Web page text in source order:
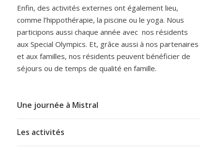
Enfin, des activités externes ont également lieu,
comme l’hippothérapie, la piscine ou le yoga. Nous
participons aussi chaque année avec nos résidents
aux Special Olympics. Et, grâce aussi à nos partenaires
et aux familles, nos résidents peuvent bénéficier de
séjours ou de temps de qualité en famille.
Une journée à Mistral
Les activités